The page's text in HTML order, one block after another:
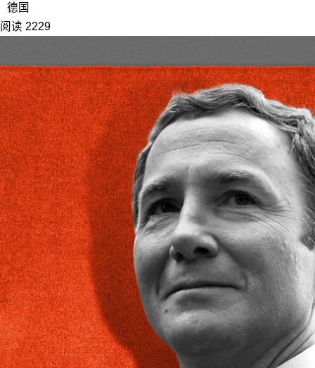
德国
阅读 2229